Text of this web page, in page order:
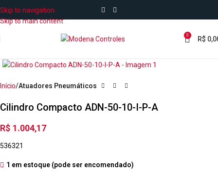
Skip to navigation
Skip to main content
0 R$
Início Atuadores Pneumáticos
Cilindro Compacto ADN-50-10-I-P-A
R$ 1.004,17
536321
1 em estoque (pode ser encomendado)